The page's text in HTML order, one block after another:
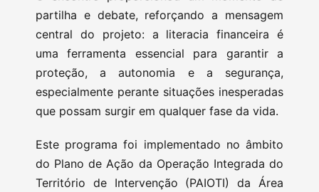
partilha e debate, reforçando a mensagem
central do projeto: a literacia financeira é
uma ferramenta essencial para garantir a
proteção, a autonomia e a segurança,
especialmente perante situações inesperadas
que possam surgir em qualquer fase da vida.
Este programa foi implementado no âmbito
do Plano de Ação da Operação Integrada do
Território de Intervenção (PAIOTI) da Área